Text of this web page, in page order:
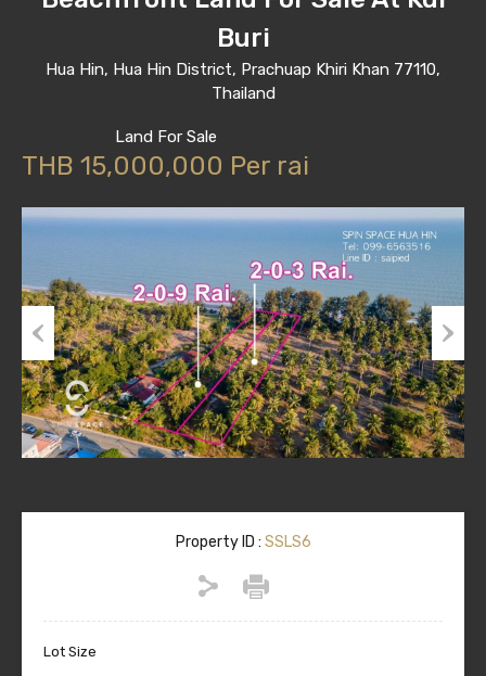
Buri
Hua Hin, Hua Hin District, Prachuap Khiri Khan 77110,
Thailand
Land For Sale
THB 15,000,000 Per rai
Previous Next
Property ID : SSLS6
Lot Size